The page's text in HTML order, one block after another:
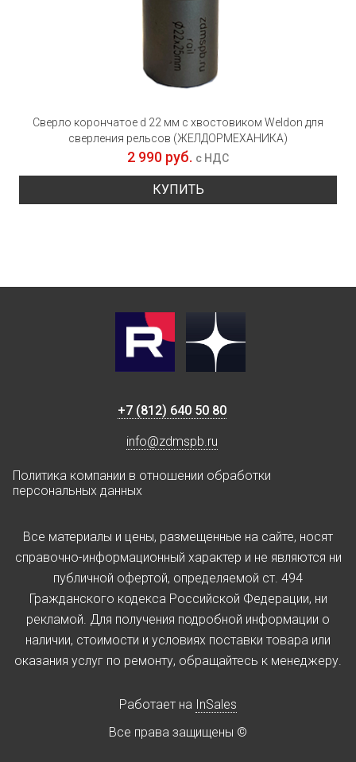
Сверло корончатое d 22 мм с хвостовиком Weldon для
сверления рельсов (ЖЕЛДОРМЕХАНИКА)
2 990 руб. с НДС
КУПИТЬ
+7 (812) 640 50 80
info@zdmspb.ru
Политика компании в отношении обработки
персональных данных
Все материалы и цены, размещенные на сайте, носят
справочно-информационный характер и не являются ни
публичной офертой, определяемой ст. 494
Гражданского кодекса Российской Федерации, ни
рекламой. Для получения подробной информации о
наличии, стоимости и условиях поставки товара или
оказания услуг по ремонту, обращайтесь к менеджеру.
Работает на InSales
Все права защищены ©